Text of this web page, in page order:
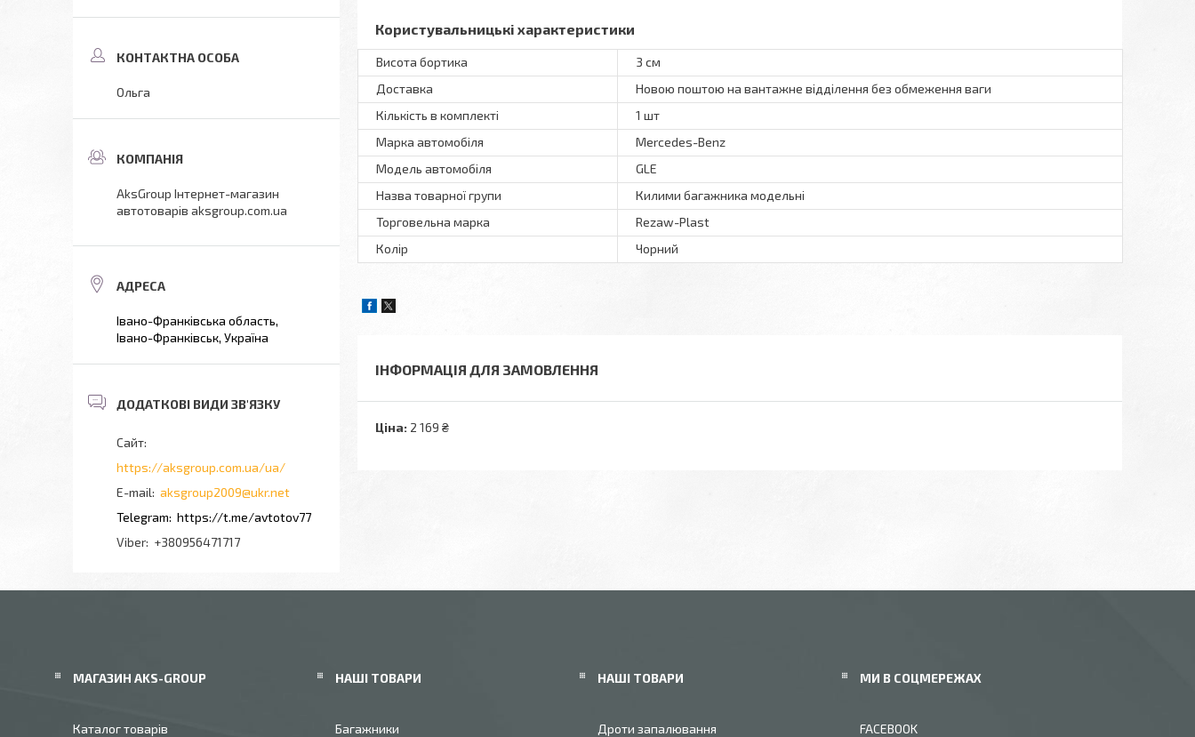
Користувальницькі характеристики
Висота бортика
3 см
Доставка
Новою поштою на вантажне відділення без обмеження ваги
Кількість в комплекті
1 шт
Марка автомобіля
Mercedes-Benz
Модель автомобіля
GLE
Назва товарної групи
Килими багажника модельні
Торговельна марка
Rezaw-Plast
Колір
Чорний
ІНФОРМАЦІЯ ДЛЯ ЗАМОВЛЕННЯ
Ціна: 2 169 ₴
Ольга
AksGroup Інтернет-магазин
автотоварів aksgroup.com.ua
Івано-Франківська область,
Івано-Франківськ, Україна
https://aksgroup.com.ua/ua/
aksgroup2009@ukr.net
https://t.me/avtotov77
+380956471717
МАГАЗИН AKS-GROUP
Каталог товарів
НАШІ ТОВАРИ
Багажники
НАШІ ТОВАРИ
Дроти запалювання
МИ В СОЦМЕРЕЖАХ
FACEBOOK